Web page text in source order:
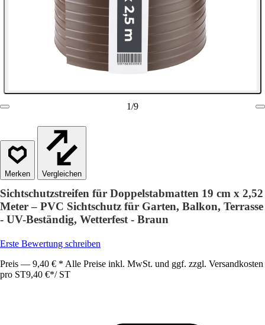
1/9
Vergleichen
Sichtschutzstreifen für Doppelstabmatten 19 cm x 2,52
Meter – PVC Sichtschutz für Garten, Balkon, Terrasse
- UV-Beständig, Wetterfest - Braun
Erste Bewertung schreiben
Preis — 9,40 € * Alle Preise inkl. MwSt. und ggf. zzgl. Versandkosten
pro ST9,40 €*/ ST